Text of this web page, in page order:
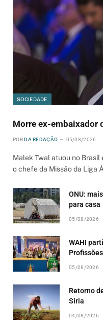
SOCIEDADE
Morre ex-embaixador
POR DA REDAÇÃO 05/08/2026
Malek Twal atuou no Brasil
o chefe da Missão da Liga
ONU:
para casa
05/08/2026
WAHI
Profissões
05/08/2026
Retorno
Síria
04/08/2026